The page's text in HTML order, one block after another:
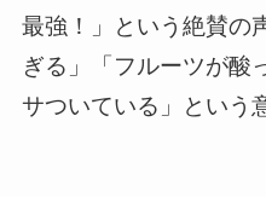
最強！」という絶賛の
ぎる」「フルーツが酸
サついている」という